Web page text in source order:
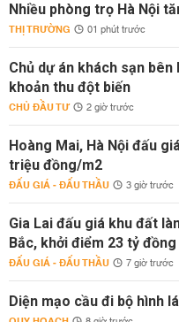
Nhiều phòng trọ Hà Nội
THỊ TRƯỜNG 01 phút trước
Chủ dự án khách sạn bên
khoản thu đột biến
CHỦ ĐẦU TƯ 2 giờ trước
Hoàng Mai, Hà Nội đấu
triệu đồng/m2
ĐẤU GIÁ - ĐẤU THẦU 3 giờ trước
Gia Lai đấu giá khu đất
Bắc, khởi điểm 23 tỷ đồng
ĐẤU GIÁ - ĐẤU THẦU 7 giờ trước
Diện mạo cầu đi bộ hình